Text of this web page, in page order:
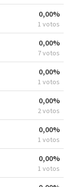
0,00%
1 votos
0,00%
7 votos
0,00%
1 votos
0,00%
2 votos
0,00%
1 votos
0,00%
1 votos